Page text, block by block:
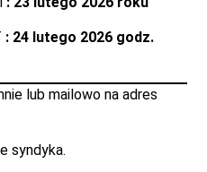
: 24 lutego 2026 godz.
lub mailowo na adres
syndyka.